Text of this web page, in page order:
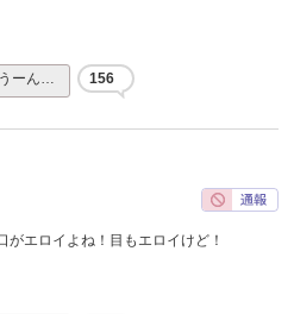
うーん… 156
がエロイよね！目もエロイけど！